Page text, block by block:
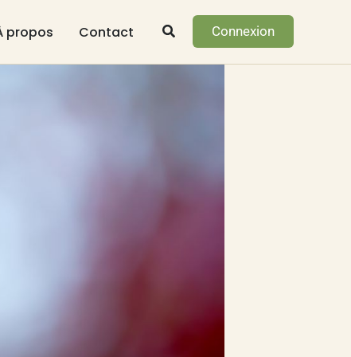
propos Contact Connexion